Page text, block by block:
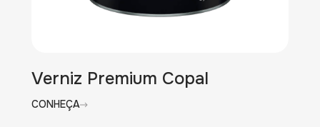
Verniz Premium Copal
CONHEÇA